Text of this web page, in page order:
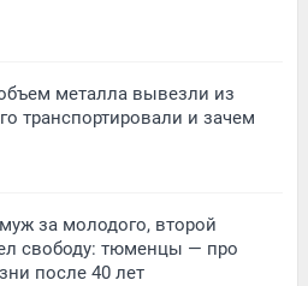
металла вывезли из
транспортировали и зачем
за молодого, второй
свободу: тюменцы — про
после 40 лет